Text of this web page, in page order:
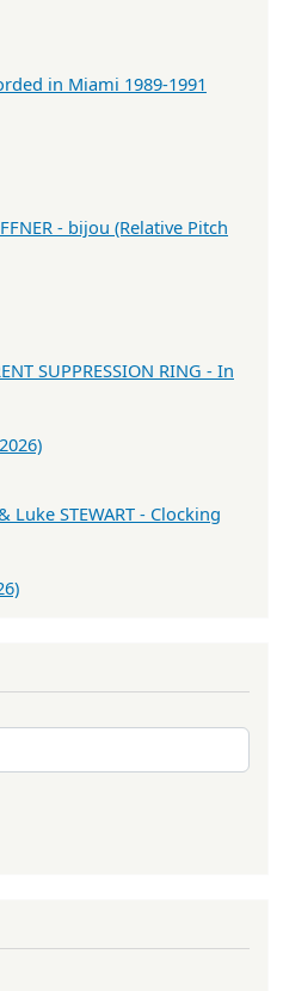
in Miami 1989-1991
- bijou (Relative Pitch
SUPPRESSION RING - In
Luke STEWART - Clocking